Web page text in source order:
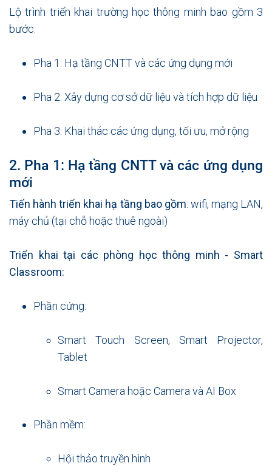
Lộ trình triển khai trường học thông minh bao gồm 3
bước:
Pha 1: Hạ tầng CNTT và các ứng dụng mới
Pha 2: Xây dựng cơ sở dữ liệu và tích hợp dữ liệu
Pha 3: Khai thác các ứng dụng, tối ưu, mở rộng
2. Pha 1: Hạ tầng CNTT và các ứng dụng
mới
Tiến hành triển khai hạ tầng bao gồm: wifi, mạng LAN,
máy chủ (tại chỗ hoặc thuê ngoài)
Triển khai tại các phòng học thông minh - Smart
Classroom:
Phần cứng:
Smart Touch Screen, Smart Projector,
Tablet
Smart Camera hoặc Camera và AI Box
Phần mềm:
Hội thảo truyền hình